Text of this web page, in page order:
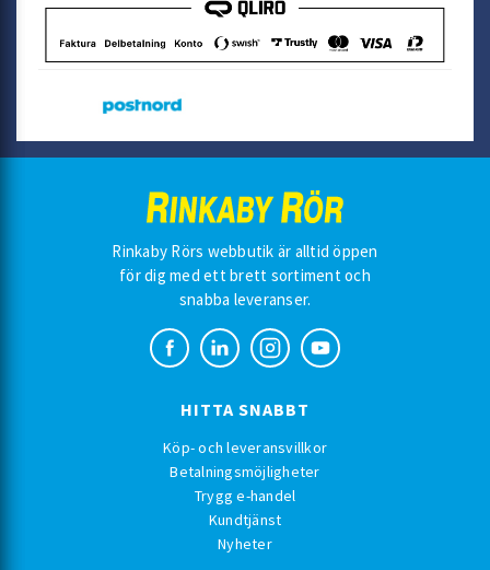
Rinkaby Rörs webbutik är alltid öppen
för dig med ett brett sortiment och
snabba leveranser.
HITTA SNABBT
Köp- och leveransvillkor
Betalningsmöjligheter
Trygg e-handel
Kundtjänst
Nyheter